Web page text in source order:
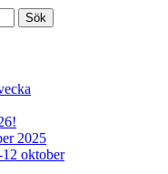
2025
oktober